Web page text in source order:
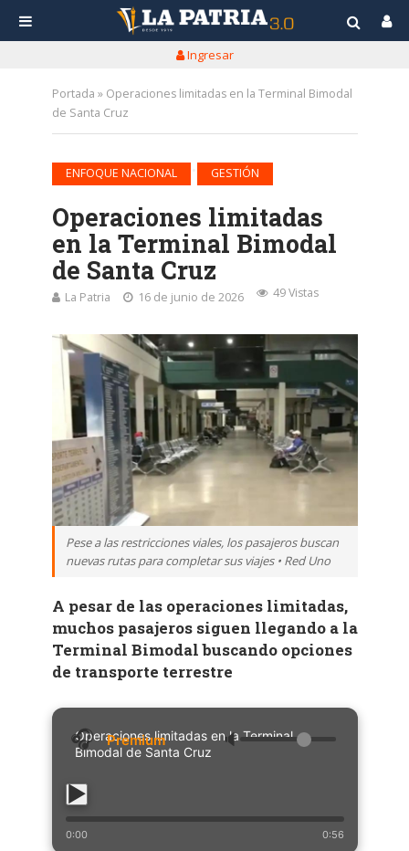
Ingresar
Portada » Operaciones limitadas en la Terminal Bimodal
de Santa Cruz
ENFOQUE NACIONAL GESTIÓN
Operaciones limitadas
en la Terminal Bimodal
de Santa Cruz
La Patria 16 de junio de 2026 49 Vistas
Pese a las restricciones viales, los pasajeros buscan
nuevas rutas para completar sus viajes • Red Uno
A pesar de las operaciones limitadas,
muchos pasajeros siguen llegando a la
Terminal Bimodal buscando opciones
de transporte terrestre
Operaciones limitadas en la Terminal
Bimodal de Santa Cruz
🔈
0:00 0:56